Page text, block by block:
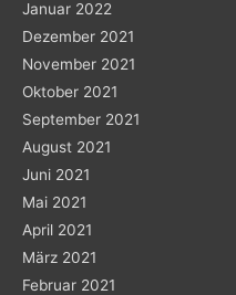
Januar 2022
Dezember 2021
November 2021
Oktober 2021
September 2021
August 2021
Juni 2021
Mai 2021
April 2021
März 2021
Februar 2021